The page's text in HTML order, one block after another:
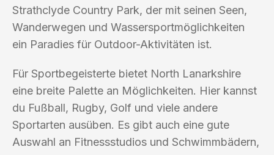
Strathclyde Country Park, der mit seinen Seen,
Wanderwegen und Wassersportmöglichkeiten
ein Paradies für Outdoor-Aktivitäten ist.
Für Sportbegeisterte bietet North Lanarkshire
eine breite Palette an Möglichkeiten. Hier kannst
du Fußball, Rugby, Golf und viele andere
Sportarten ausüben. Es gibt auch eine gute
Auswahl an Fitnessstudios und Schwimmbädern,